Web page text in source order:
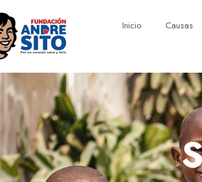
Inicio Causas